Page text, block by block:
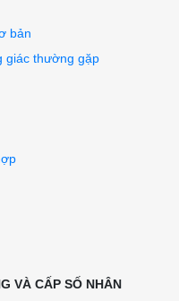
cos61°
so với a > 0 (|x| < a)
bản
giác thường gặp
VÀ CẤP SỐ NHÂN